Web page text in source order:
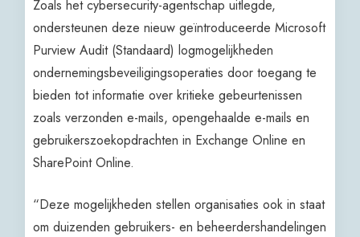
Zoals het cybersecurity-agentschap uitlegde,
ondersteunen deze nieuw geïntroduceerde Microsoft
Purview Audit (Standaard) logmogelijkheden
ondernemingsbeveiligingsoperaties door toegang te
bieden tot informatie over kritieke gebeurtenissen
zoals verzonden e-mails, opengehaalde e-mails en
gebruikerszoekopdrachten in Exchange Online en
SharePoint Online.
“Deze mogelijkheden stellen organisaties ook in staat
om duizenden gebruikers- en beheerdershandelingen